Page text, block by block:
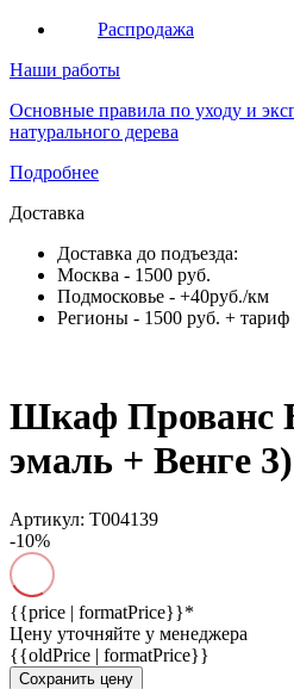
Распродажа
Наши работы
Основные правила по уходу и
натурального дерева
Подробнее
Доставка
Доставка до подъезда:
Москва - 1500 руб.
Подмосковье - +40руб./км
Регионы - 1500 руб. +
Шкаф Прованс
эмаль + Венге 3)
Артикул: Т004139
-10%
{{price | formatPrice}}*
Цену уточняйте у менеджера
{{oldPrice | formatPrice}}
Сохранить цену